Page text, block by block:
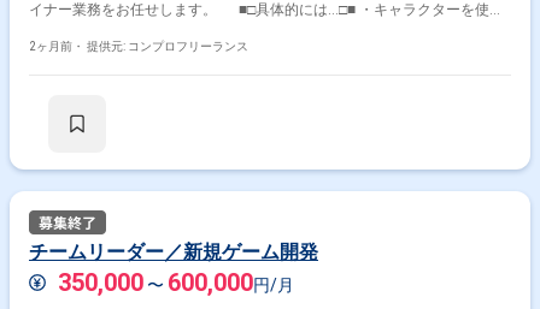
イナー業務をお任せします。 ■□具体的には…□■ ・キャラクターを使用
フィックデザイン ・入稿データ作成、チェック ・CDジャケット／SNS用
2ヶ月前・ 提供元: コンプロフリーランス
チームリーダー／新規ゲーム開発
350,000 〜 600,000円/月